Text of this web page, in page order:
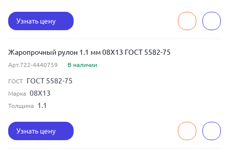
Узнать цену
Жаропрочный рулон 1.1 мм 08Х13 ГОСТ 5582-75
Арт.722-4440759 В наличии
ГОСТ ГОСТ 5582-75
Марка 08Х13
Толщина 1.1
Узнать цену